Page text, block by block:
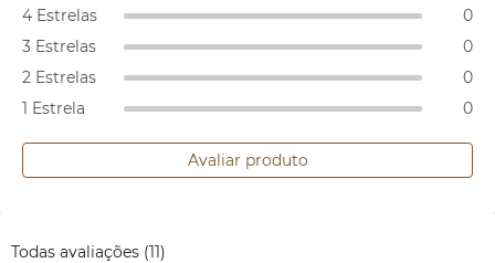
4 Estrelas
0
3 Estrelas
0
2 Estrelas
0
1 Estrela
0
Avaliar produto
Todas avaliações (11)